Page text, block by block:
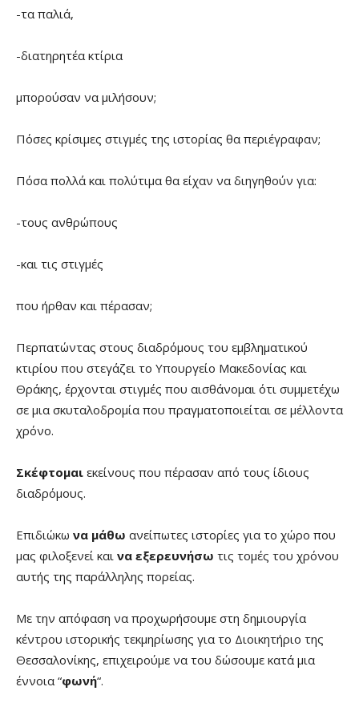
-τα παλιά,
-διατηρητέα κτίρια
μπορούσαν να μιλήσουν;
Πόσες κρίσιμες στιγμές της ιστορίας θα περιέγραφαν;
Πόσα πολλά και πολύτιμα θα είχαν να διηγηθούν για:
-τους ανθρώπους
-και τις στιγμές
που ήρθαν και πέρασαν;
Περπατώντας στους διαδρόμους του εμβληματικού
κτιρίου που στεγάζει το Υπουργείο Μακεδονίας και
Θράκης, έρχονται στιγμές που αισθάνομαι ότι συμμετέχω
σε μια σκυταλοδρομία που πραγματοποιείται σε μέλλοντα
χρόνο.
Σκέφτομαι εκείνους που πέρασαν από τους ίδιους
διαδρόμους.
Επιδιώκω να μάθω ανείπωτες ιστορίες για το χώρο που
μας φιλοξενεί και να εξερευνήσω τις τομές του χρόνου
αυτής της παράλληλης πορείας.
Με την απόφαση να προχωρήσουμε στη δημιουργία
κέντρου ιστορικής τεκμηρίωσης για το Διοικητήριο της
Θεσσαλονίκης, επιχειρούμε να του δώσουμε κατά μια
έννοια “φωνή“.